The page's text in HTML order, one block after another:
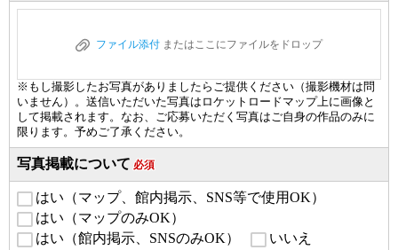
ファイル添付 またはここにファイルをドロップ
※もし撮影したお写真がありましたらご提供ください（撮影機材は問
いません）。送信いただいた写真はロケットロードマップ上に画像と
して掲載されます。なお、ご応募いただく写真はご自身の作品のみに
限ります。予めご了承ください。
写真掲載について 必須
はい（マップ、館内掲示、SNS等で使用OK）
はい（マップのみOK）
はい（館内掲示、SNSのみOK）
いいえ